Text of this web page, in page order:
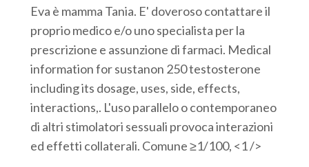
Eva è mamma Tania. E' doveroso contattare il
proprio medico e/o uno specialista per la
prescrizione e assunzione di farmaci. Medical
information for sustanon 250 testosterone
including its dosage, uses, side, effects,
interactions,. L'uso parallelo o contemporaneo
di altri stimolatori sessuali provoca interazioni
ed effetti collaterali. Comune ≥1/100, <1 />